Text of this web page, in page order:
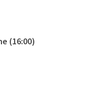
(16:00)